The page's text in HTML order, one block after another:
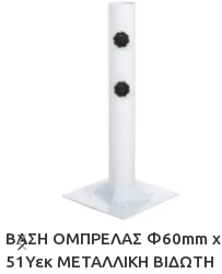
ΒΑΣΗ ΟΜΠΡΕΛΑΣ Φ60mm x
51Υεκ ΜΕΤΑΛΛΙΚΗ ΒΙΔΩΤΗ